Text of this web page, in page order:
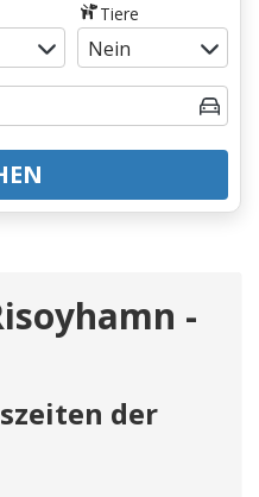
Tiere
-
der